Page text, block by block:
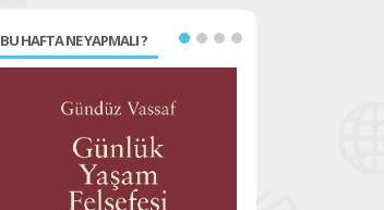
BU HAFTA NE YAPMALI ?